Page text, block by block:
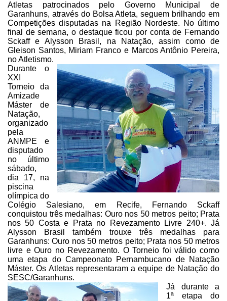
Atletas patrocinados pelo Governo Municipal de
Garanhuns, através do Bolsa Atleta, seguem brilhando em
Competições disputadas na Região Nordeste. Noúltimo
final de semana, o destaque ficou por conta de Fernando
Sckaff e Alysson Brasil, na Natação, assim como de
Gleison Santos, Miriam Franco e MarcosAntônio Pereira,
no Atletismo.
Durante o
XXI
Torneio da
Amizade
Máster de
Natação,
organizado
pela
ANMPE e
disputado
no último
sábado,
dia 17, na
piscina
olímpica do
Colégio Salesiano, em Recife, Fernando Sckaff
conquistou três medalhas: Ouro nos 50 metros peito; Prata
nos 50 Costa e Prata no Revezamento Livre 240+. Já
Alysson Brasil também trouxe três medalhas para
Garanhuns: Ouro nos 50 metros peito; Prata nos 50metros
livre e Ouro no Revezamento. O Torneio foi válido como
uma etapa doCampeonato Pernambucano de Natação
Máster. Os Atletas representaram a equipe deNatação do
SESC/Garanhuns.
Já durante a
1ª etapa do